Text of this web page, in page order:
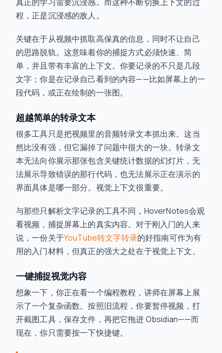
真正的学习需要沉浸感。而这种不断切换上下文的过
程，正是沉浸感的敌人。
关键在于从视频中抓取高保真的信息，同时不让自己
的思路脱轨。这意味着你的捕捉方式必须快速、简
单，并且带有丰富的上下文。你要记录的不只是几段
文字；你是在记录自己看到的内容——比如屏幕上的一
段代码，或正在绘制的一张图。
超越简单的转录文本
很多工具只是把视频里的音频转录文本抓出来。这当
然比没有强，但它漏掉了问题中很大的一块。转录文
本无法向你展示那张包含关键统计数据的幻灯片，无
法展示导致错误的那行代码，也无法展示正在演示的
界面具体是哪一部分。视觉上下文很重要。
与那些只解析文字记录的工具不同，HoverNotes会观
看视频，捕捉屏幕上的真实内容。对于刚入门的人来
说，一份关于YouTube转文字转录的好指南可作为有
用的入门材料，但真正的强大之处在于视觉上下文。
一键捕捉视觉内容
想象一下，你正在看一个编程教程，讲师在屏幕上展
示了一个复杂函数。按照旧流程，你要暂停视频，打
开截图工具，保存文件，再把它拖进 Obsidian——而
现在，你只需要按一下快捷键。